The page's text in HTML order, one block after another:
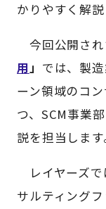
かりやすく解説
今回公開され
用」 では、製
ーン領域のコ
つ、SCM事業
説を担当します
レイヤーズで
サルティング